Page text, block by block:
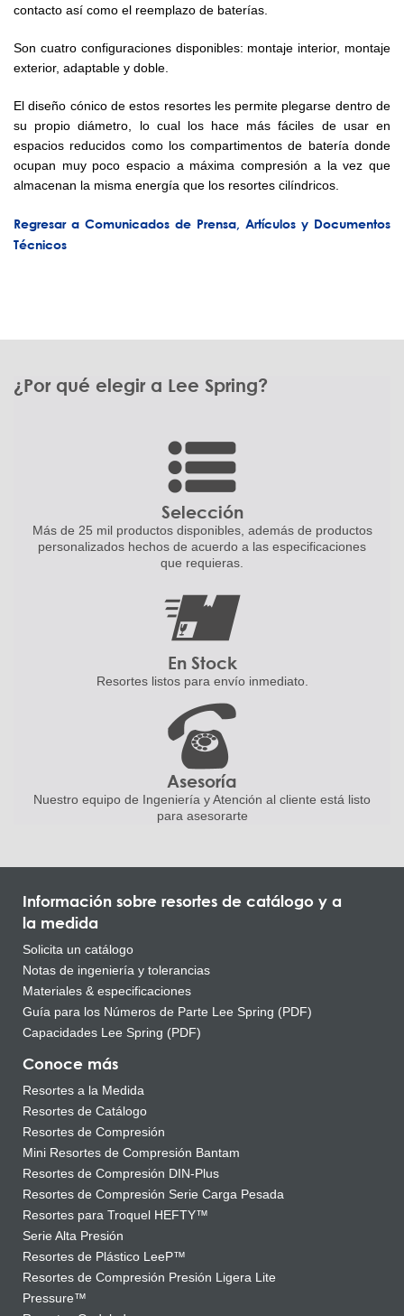
contacto así como el reemplazo de baterías.
Son cuatro configuraciones disponibles: montaje interior, montaje
exterior, adaptable y doble.
El diseño cónico de estos resortes les permite plegarse dentro de
su propio diámetro, lo cual los hace más fáciles de usar en
espacios reducidos como los compartimentos de batería donde
ocupan muy poco espacio a máxima compresión a la vez que
almacenan la misma energía que los resortes cilíndricos.
Regresar a Comunicados de Prensa, Artículos y Documentos
Técnicos
¿Por qué elegir a Lee Spring?
Selección
Más de 25 mil productos disponibles, además de productos
personalizados hechos de acuerdo a las especificaciones
que requieras.
En Stock
Resortes listos paraenvío inmediato.
Asesoría
Nuestro equipo de Ingeniería y Atención al cliente está listo
para asesorarte
Información sobre resortes de catálogo y a
la medida
Solicita un catálogo
Notas de ingeniería y tolerancias
Materiales & especificaciones
Guía para los Números de Parte Lee Spring (PDF)
Capacidades Lee Spring (PDF)
Conoce más
Resortes a la Medida
Resortes de Catálogo
Resortes de Compresión
Mini Resortes de Compresión Bantam
Resortes de Compresión DIN-Plus
Resortes de Compresión Serie Carga Pesada
Resortes para Troquel HEFTY™
Serie Alta Presión
Resortes de Plástico LeeP™
Resortes de Compresión Presión Ligera Lite
Pressure™